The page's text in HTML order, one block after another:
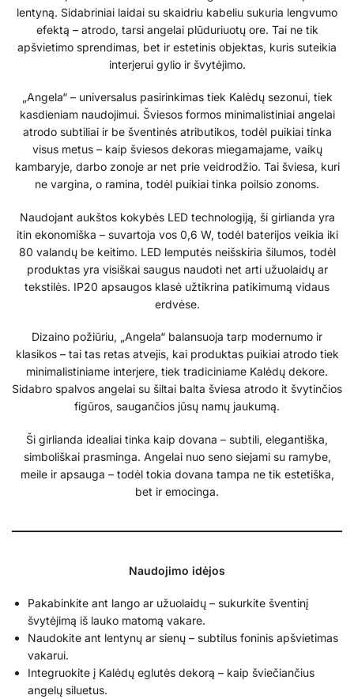
lentyną. Sidabriniai laidai su skaidriu kabeliu sukuria lengvumo
efektą – atrodo, tarsi angelai plūduriuotų ore. Tai ne tik
apšvietimo sprendimas, bet ir estetinis objektas, kuris suteikia
interjerui gylio ir švytėjimo.
„Angela“ – universalus pasirinkimas tiek Kalėdų sezonui, tiek
kasdieniam naudojimui. Šviesos formos minimalistiniai angelai
atrodo subtiliai ir be šventinės atributikos, todėl puikiai tinka
visus metus – kaip šviesos dekoras miegamajame, vaikų
kambaryje, darbo zonoje ar net prie veidrodžio. Tai šviesa, kuri
ne vargina, o ramina, todėl puikiai tinka poilsio zonoms.
Naudojant aukštos kokybės LED technologiją, ši girlianda yra
itin ekonomiška – suvartoja vos 0,6 W, todėl baterijos veikia iki
80 valandų be keitimo. LED lemputės neišskiria šilumos, todėl
produktas yra visiškai saugus naudoti net arti užuolaidų ar
tekstilės. IP20 apsaugos klasė užtikrina patikimumą vidaus
erdvėse.
Dizaino požiūriu, „Angela“ balansuoja tarp modernumo ir
klasikos – tai tas retas atvejis, kai produktas puikiai atrodo tiek
minimalistiniame interjere, tiek tradiciniame Kalėdų dekore.
Sidabro spalvos angelai su šiltai balta šviesa atrodo it švytinčios
figūros, saugančios jūsų namų jaukumą.
Ši girlianda idealiai tinka kaip dovana – subtili, elegantiška,
simboliškai prasminga. Angelai nuo seno siejami su ramybe,
meile ir apsauga – todėl tokia dovana tampa ne tik estetiška,
bet ir emocinga.
Naudojimo idėjos
Pakabinkite ant lango ar užuolaidų – sukurkite šventinį
švytėjimą iš lauko matomą vakare.
Naudokite ant lentynų ar sienų – subtilus foninis apšvietimas
vakarui.
Integruokite į Kalėdų eglutės dekorą – kaip šviečiančius
angelų siluetus.